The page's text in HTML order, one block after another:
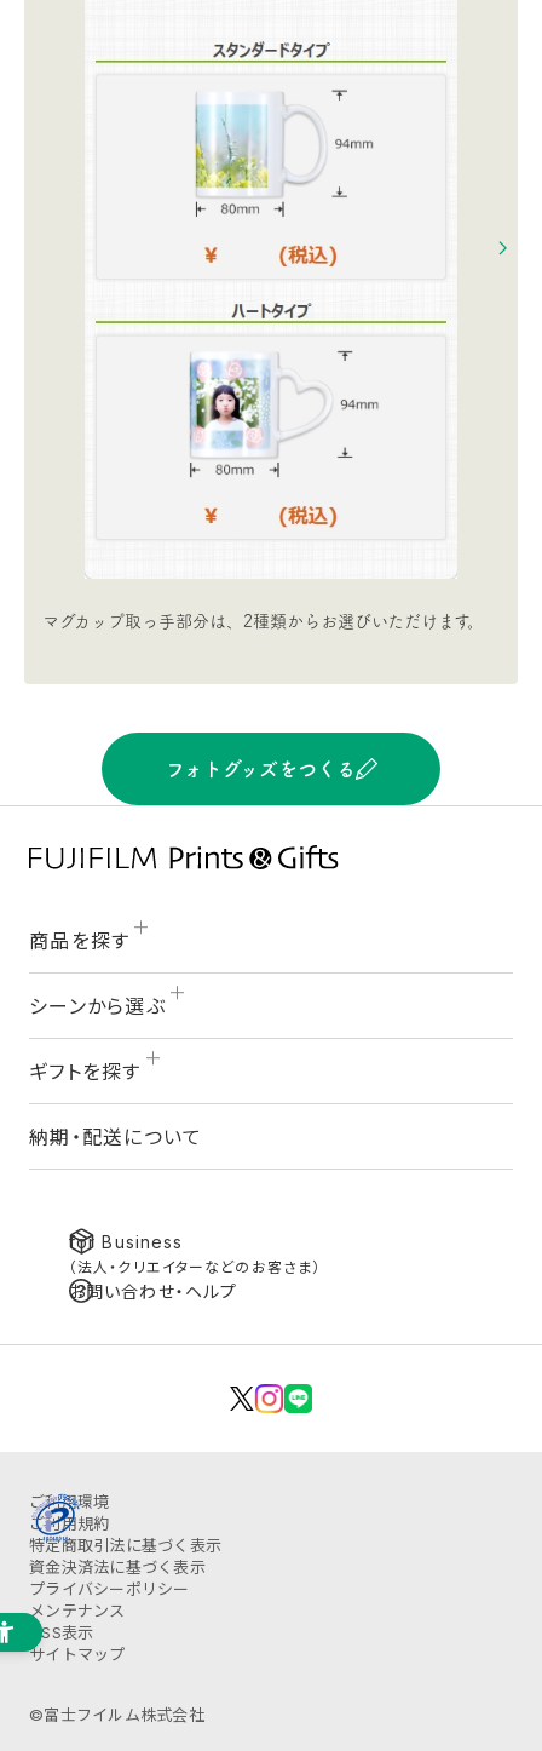
マグカップ取っ手部分は、2種類からお選びいただけます。​
フォトグッズをつくる
商品を探す
シーンから選ぶ
ギフトを探す
納期・配送について
for Business
（法人・クリエイターなどのお客さま）
お問い合わせ・ヘルプ
ご利用環境
ご利用規約
特定商取引法に基づく表示
資金決済法に基づく表示
プライバシーポリシー
メンテナンス
OSS表示
サイトマップ
©富士フイルム株式会社